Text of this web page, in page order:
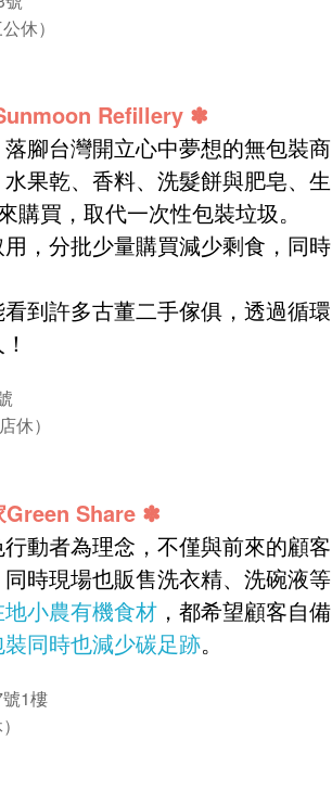
休）
Refillery ✽
腳台灣開立心中夢想的無包裝商
果乾、香料、洗髮餅與肥皂、生
購買，取代一次性包裝垃圾。
，分批少量購買減少剩食，同時
到許多古董二手傢俱，透過循環
休）
Green Share✽
動者為理念，不僅與前來的顧客
時現場也販售洗衣精、洗碗液等
小農有機食材 ，都希望顧客自備
同時也減少碳足跡。
1樓